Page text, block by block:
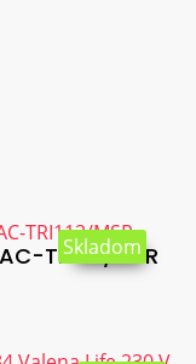
TRI113/MSR
Skladom